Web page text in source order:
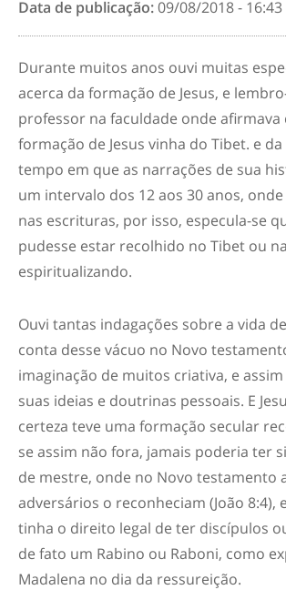
Data de publicação:09/08/2018 - 16:43
Durante muitos anos ouvi muitas
acerca da formação de Jesus, e
professor na faculdade onde afirmava
formação de Jesus vinha do Tibet. e
tempo em que as narrações de sua
um intervalo dos 12 aos 30 anos,
nas escrituras, por isso, especula-se
pudesse estar recolhido no Tibet ou
espiritualizando.
Ouvi tantas indagações sobre a vida
conta desse vácuo no Novo
imaginação de muitos criativa, e
suas ideias e doutrinas pessoais. E
certeza teve uma formação secular
se assim não fora, jamais poderia ter
de mestre, onde no Novo testamento
adversários o reconheciam (João 8:4),
tinha o direito legal de ter discípulos
de fato um Rabino ou Raboni, como
Madalena no dia da ressureição.